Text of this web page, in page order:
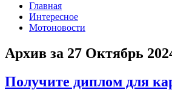
Главная
Интересное
Мотоновости
Архив за 27 Октябрь
Получите диплом для